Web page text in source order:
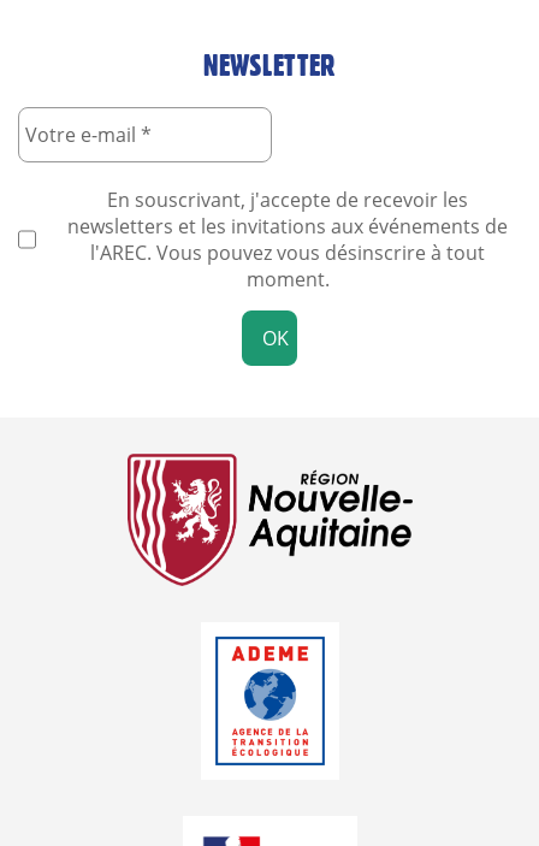
NEWSLETTER
En souscrivant, j'accepte de recevoir les
newsletters et les invitations aux événements de
l'AREC. Vous pouvez vous désinscrire à tout
moment.